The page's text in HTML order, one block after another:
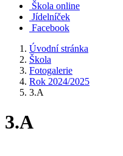
Škola online
Jídelníček
Facebook
Úvodní stránka
Škola
Fotogalerie
Rok 2024/2025
3.A
3.A